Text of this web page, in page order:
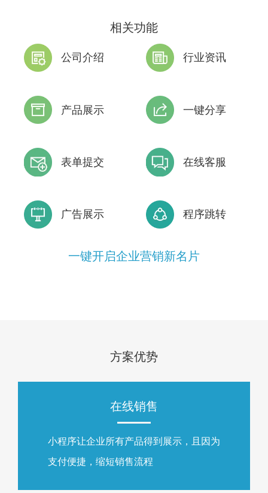
相关功能
公司介绍 行业资讯
产品展示 一键分享
表单提交 在线客服
广告展示 程序跳转
一键开启企业营销新名片
方案优势
在线销售
小程序让企业所有产品得到展示，且因为
支付便捷，缩短销售流程